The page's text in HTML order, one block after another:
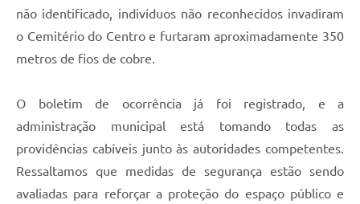
não identificado, indivíduos não reconhecidos invadiram
o Cemitério do Centro e furtaram aproximadamente 350
metros de fios de cobre.
O boletim de ocorrência já foi registrado, e a
administração municipal está tomando todas as
providências cabíveis junto às autoridades competentes.
Ressaltamos que medidas de segurança estão sendo
avaliadas para reforçar a proteção do espaço público e